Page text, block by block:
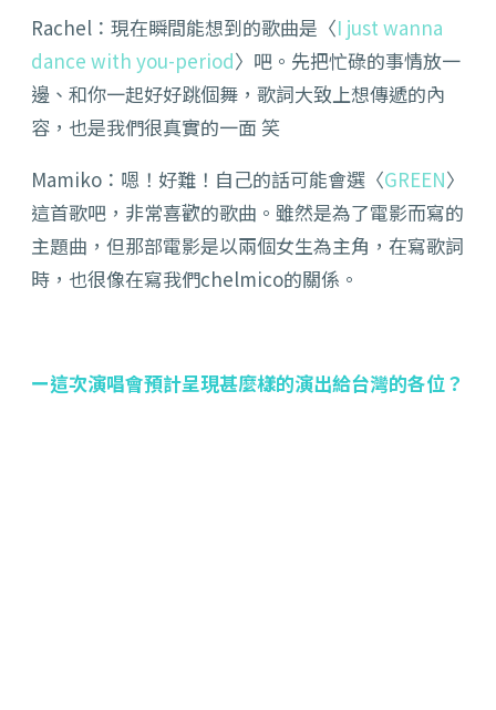
Rachel：現在瞬間能想到的歌曲是〈I just wanna
dance with you-period〉吧。先把忙碌的事情放一
邊、和你一起好好跳個舞，歌詞大致上想傳遞的內
容，也是我們很真實的一面 笑
Mamiko：嗯！好難！自己的話可能會選〈GREEN〉
這首歌吧，非常喜歡的歌曲。雖然是為了電影而寫的
主題曲，但那部電影是以兩個女生為主角，在寫歌詞
時，也很像在寫我們chelmico的關係。
ー這次演唱會預計呈現甚麼樣的演出給台灣的各位？